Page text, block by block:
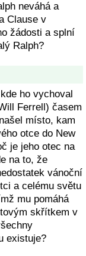
neváhá a
Clause v
žádosti a splní
Ralph?
ho vychoval
Ferrell) časem
místo, kam
otce do New
je jeho otec na
na to, že
vánoční
a celému světu
mu pomáhá
skřítkem v
existuje?